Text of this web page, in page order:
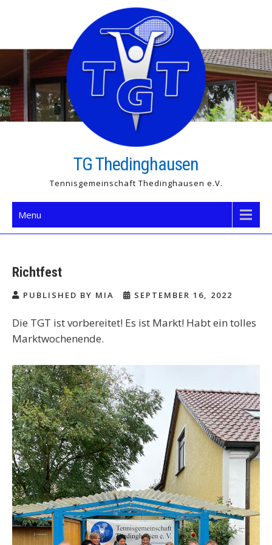
TG Thedinghausen
Tennisgemeinschaft Thedinghausen e.V.
Menu
Richtfest
PUBLISHED BY MIA SEPTEMBER 16, 2022
Die TGT ist vorbereitet! Es ist Markt! Habt ein tolles
Marktwochenende.